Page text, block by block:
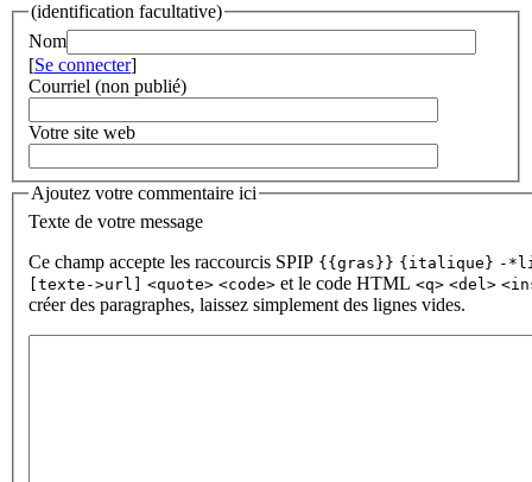
(identification facultative)
Nom
[Se connecter]
Courriel (non publié)
Votre site web
Ajoutez votre commentaire ici
Texte de votre message
Ce champ accepte les raccourcis SPIP {{gras}} {italique} -
[texte->url] <quote> <code> et le code HTML <q> <del>
créer des paragraphes, laissez simplement des lignes vides.